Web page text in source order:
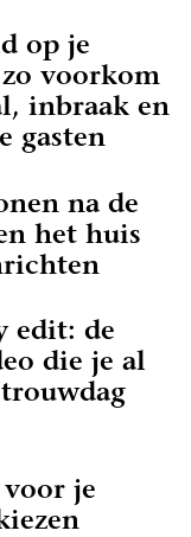
op je
voorkom
inbraak en
gasten
na de
het huis
edit: de
die je al
voor je